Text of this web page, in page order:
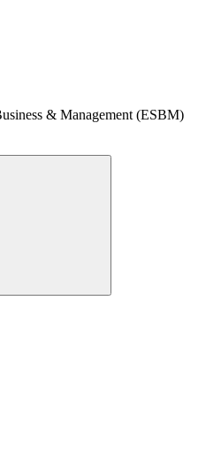
& Management (ESBM)